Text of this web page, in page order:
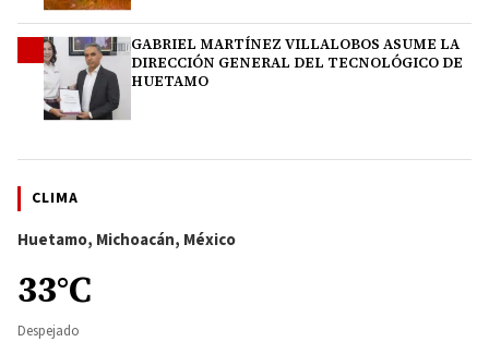
GABRIEL MARTÍNEZ VILLALOBOS ASUME LA
DIRECCIÓN GENERAL DEL TECNOLÓGICO DE
HUETAMO
CLIMA
Huetamo, Michoacán, México
33°C
Despejado